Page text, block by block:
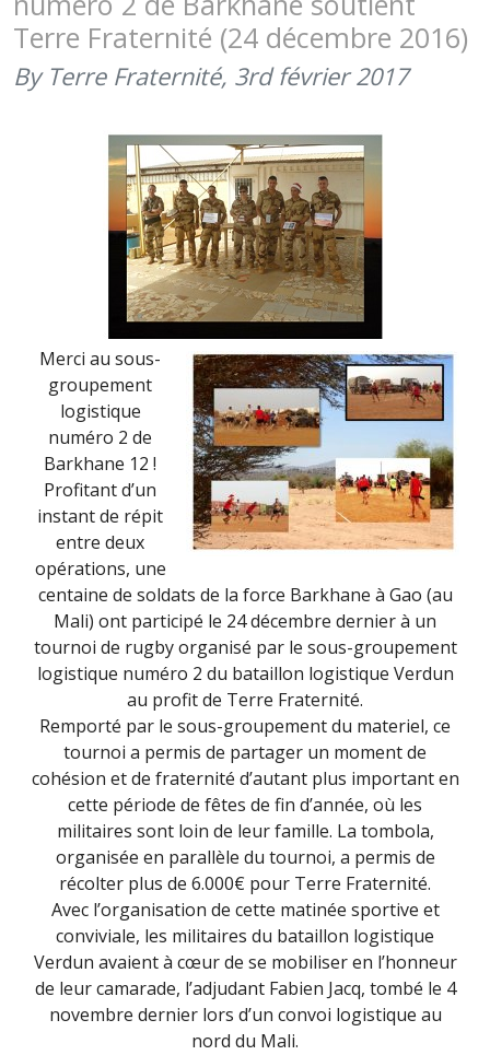
!
(JANVIER
Terre Fraternité (24 décembre 2016)
By Terre Fraternité, 3rd février 2017
Merci au sous-
groupement
logistique
numéro 2 de
Barkhane 12 !
Profitant d’un
instant de répit
entre deux
opérations, une
centaine de soldats de la force Barkhane à Gao (au
Mali) ont participé le 24 décembre dernier à un
tournoi de rugby organisé par le sous-groupement
logistique numéro 2 du bataillon logistique Verdun
au profit de Terre Fraternité.
Remporté par le sous-groupement du materiel, ce
tournoi a permis de partager un moment de
cohésion et de fraternité d’autant plus important en
cette période de fêtes de fin d’année, où les
militaires sont loin de leur famille. La tombola,
organisée en parallèle du tournoi, a permis de
récolter plus de 6.000€ pour Terre Fraternité.
Avec l’organisation de cette matinée sportive et
conviviale, les militaires du bataillon logistique
Verdun avaient à cœur de se mobiliser en l’honneur
de leur camarade, l’adjudant Fabien Jacq, tombé le 4
novembre dernier lors d’un convoi logistique au
nord du Mali.